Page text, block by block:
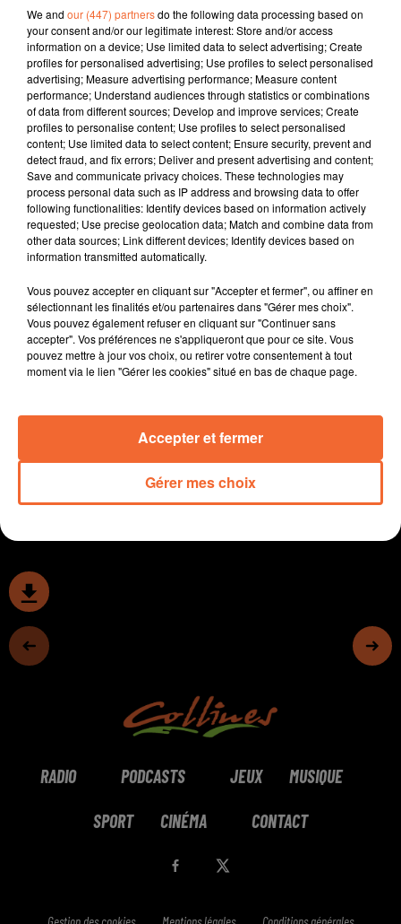
Patrice Bémanangy
L'info près de chez vous
Violences à Sainte-Soline en 2023. Suite à la diffusion
des images révélant l'attitude des forces de l'ordre lors
de cette manifestation anti mégabassines, la
Confédération Paysanne des deux-sèvres exige que la
justice soit saisie.
La tendance est générale : les cinémas accusent une
baisse de fréquentation et le Fauteuil de Bressuire
n'échappe pas à la rêgle.
Les jours raccourcissent, la visibilité baisse… et les
risques augmentent pour les cyclistes. C'est ainsi
qu'hier une distribution gratuite de kits lumière pour
mieux voir et être vu a été organisée notamment à
Bressuire ( photo ).
C'était hier la journée nationale contre le harcèlement
scolaire. Depuis des années elle est appliquée en
" Comment parler d'amour à ses ados " thématique
d'une réunion d'information mercredi prochain à
0:00 13 min 46 sec
RADIO PODCASTS JEUX MUSIQUE
SPORT CINÉMA CONTACT
We and our (447) partnersdo the following data processing based on
your consent and/or our legitimate interest: Store and/or access
information on a device; Use limited data to select advertising; Create
profiles for personalised advertising; Use profiles to select personalised
advertising; Measure advertising performance; Measure content
performance; Understand audiences through statistics or combinations
of data from different sources; Develop and improve services; Create
profiles to personalise content; Use profiles to select personalised
content; Use limited data to select content; Ensure security, prevent and
detect fraud, and fix errors; Deliver and present advertising and content;
Save and communicate privacy choices. These technologies may
process personal data such as IP address and browsing data to offer
following functionalities: Identify devices based on information actively
requested; Use precise geolocation data; Match and combine data from
other data sources; Link different devices; Identify devices based on
information transmitted automatically.
Vous pouvez accepter en cliquant sur "Accepter et fermer", ou affiner en
sélectionnant les finalités et/ou partenaires dans "Gérer mes choix".
Vous pouvez également refuser en cliquant sur "Continuer sans
accepter". Vos préférences ne s'appliqueront que pour ce site. Vous
pouvez mettre à jour vos choix, ou retirer votre consentement à tout
moment via le lien "Gérer les cookies" situé en bas de chaque page.
Gérer mes choix
Accepter et fermer